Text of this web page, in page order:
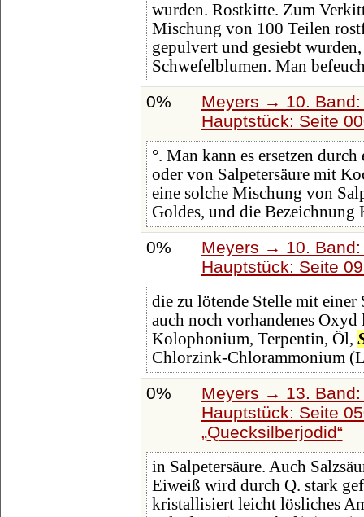
wurden. Rostkitte. Zum
Mischung von 100 Teilen
gepulvert und gesiebt
Schwefelblumen. Man
0%
Meyers → 10.
Hauptstück: Seite
°. Man kann es ersetzen
oder von Salpetersäure mit
eine solche Mischung von
Goldes, und die Bezeichnung
0%
Meyers → 10.
Hauptstück: Seite
die zu lötende Stelle mit
auch noch vorhandenes
Kolophonium, Terpentin, Öl,
Chlorzink-Chlorammonium
0%
Meyers → 13.
Hauptstück: Seite
Quecksilberjodid
in Salpetersäure. Auch
Eiweiß wird durch Q. stark
kristallisiert leicht lösliches